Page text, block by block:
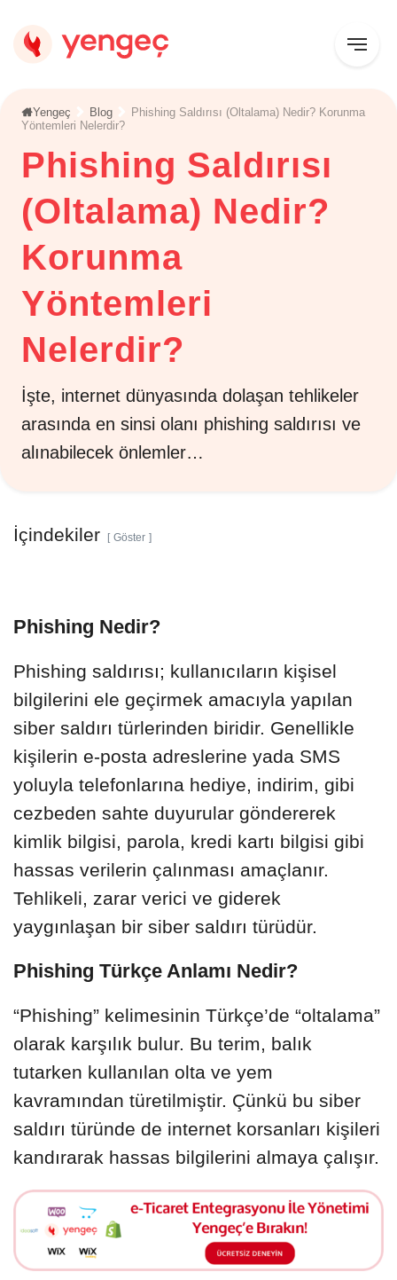
Yengeç Blog
Phishing Saldırısı (Oltalama) Nedir? Korunma
Yöntemleri Nelerdir?
Phishing Saldırısı
(Oltalama) Nedir?
Korunma
Yöntemleri
Nelerdir?
İşte, internet dünyasında dolaşan tehlikeler
arasında en sinsi olanı phishing saldırısı ve
alınabilecek önlemler…
Phishing Nedir?
Phishing saldırısı; kullanıcıların kişisel
bilgilerini ele geçirmek amacıyla yapılan
siber saldırı türlerinden biridir. Genellikle
kişilerin e-posta adreslerine yada SMS
yoluyla telefonlarına hediye, indirim, gibi
cezbeden sahte duyurular göndererek
kimlik bilgisi, parola, kredi kartı bilgisi gibi
hassas verilerin çalınması amaçlanır.
Tehlikeli, zarar verici ve giderek
yaygınlaşan bir siber saldırı türüdür.
Phishing Türkçe Anlamı Nedir?
“Phishing” kelimesinin Türkçe’de “oltalama”
olarak karşılık bulur. Bu terim, balık
tutarken kullanılan olta ve yem
kavramından türetilmiştir. Çünkü bu siber
saldırı türünde de internet korsanları kişileri
kandırarak hassas bilgilerini almaya çalışır.
İçindekiler Göster